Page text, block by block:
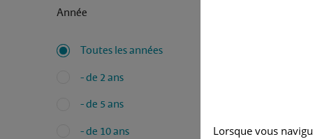
Année
Toutes les années
- de 2 ans
- de 5 ans
- de 10 ans
Lorsque vous